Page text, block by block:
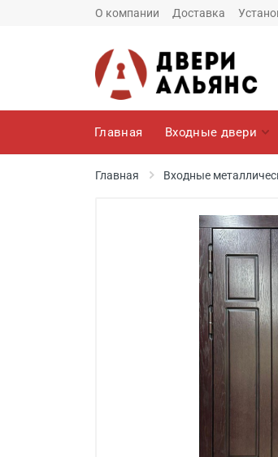
О компании Доставка
Главная Входные двери
Главная Входные